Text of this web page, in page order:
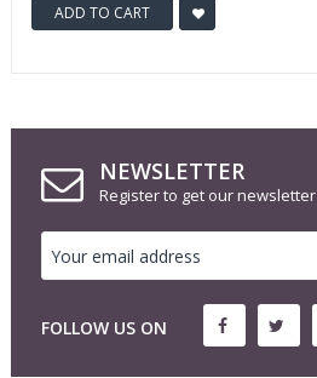
ADD TO CART
NEWSLETTER
Register to get our newsletter
FOLLOW US ON